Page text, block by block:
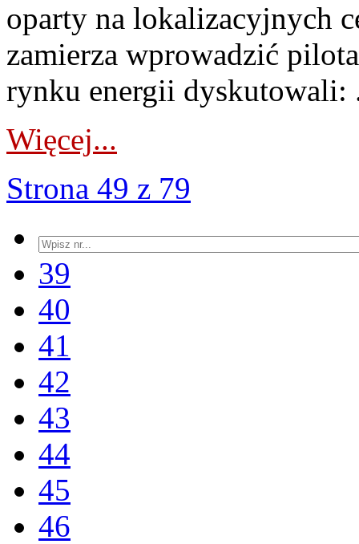
oparty na lokalizacyjnych
zamierza wprowadzić
rynku energii dyskutowali:
Więcej...
Strona 49 z 79
39
40
41
42
43
44
45
46